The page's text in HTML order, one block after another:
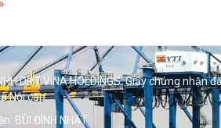
DPT VINA HOLDINGS. Giấy chứng nhận
Nội cấp.
BÙI ĐÌNH NHẬT